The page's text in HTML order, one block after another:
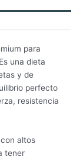
para
una dieta
y de
perfecto
resistencia
altos
tener